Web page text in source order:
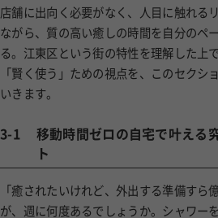
ながら、質の高い癒しの時間を自分のペ
る。江東区という街の特性を理解した上
「賢く使う」ための視点を、このセクシ
いきます。
ト
「癒されたいけれど、外出する準備す
が、週に何度あるでしょうか。シャワー
替えた後、ソファに沈み込みながら「本